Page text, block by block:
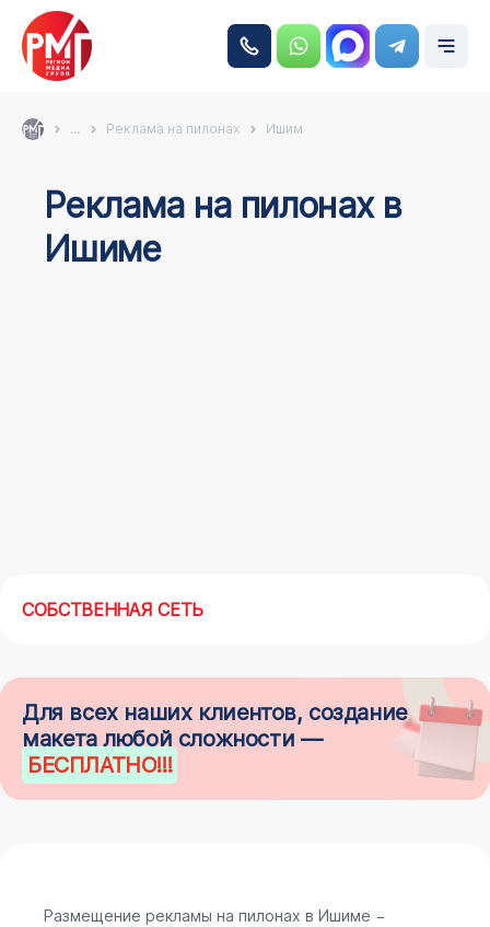
... Реклама на пилонах Ишим
Реклама на пилонах в
Ишиме
СОБСТВЕННАЯ СЕТЬ
Для всех наших клиентов, создание
макета любой сложности —
БЕСПЛАТНО!!!
Размещение рекламы на пилонах в Ишиме −